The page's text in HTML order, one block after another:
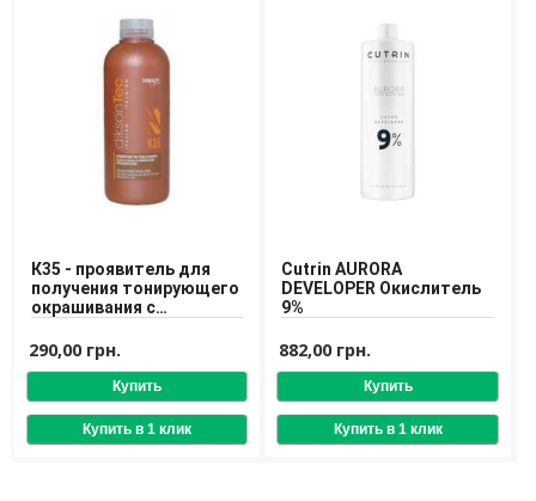
К35 - проявитель для
получения тонирующего
окрашивания с
290,00 грн.
Cutrin AURORA
DEVELOPER Окислитель
9%
882,00 грн.